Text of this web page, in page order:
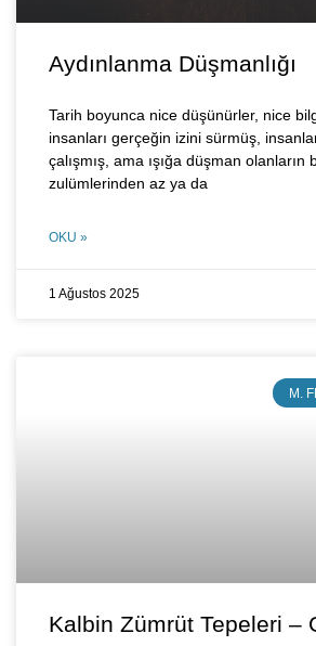
Aydınlanma Düşmanlığı
Tarih boyunca nice düşünürler, nice
insanları gerçeğin izini sürmüş,
çalışmış, ama ışığa düşman olanların
zulümlerinden az ya da
OKU »
1 Ağustos 2025
M.
Kalbin Zümrüt Tepeleri –